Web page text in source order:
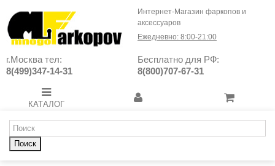
Интернет-Магазин фаркопов и
аксессуаров
Ежедневно: 8:00-21:00
г.Москва тел:
8(499)347-14-31
Бесплатно для РФ:
8(800)707-67-31
КАТАЛОГ
Поиск